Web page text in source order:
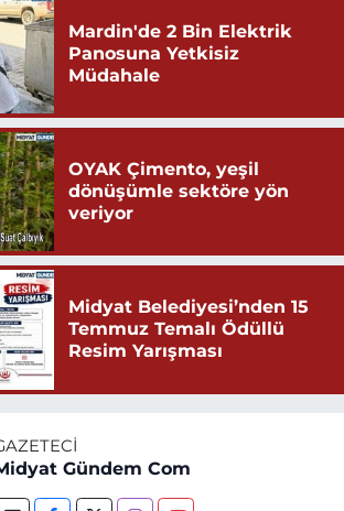
Mardin'de 2 Bin Elektrik
Panosuna Yetkisiz
Müdahale
OYAK Çimento, yeşil
dönüşümle sektöre yön
veriyor
Midyat Belediyesi’nden 15
Temmuz Temalı Ödüllü
Resim Yarışması
Gündem Com